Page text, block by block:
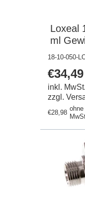
Loxeal
ml
18-10-050-
Preis
€34,49
inkl. MwSt.
zzgl.
Regulärer
€28,98
ohne